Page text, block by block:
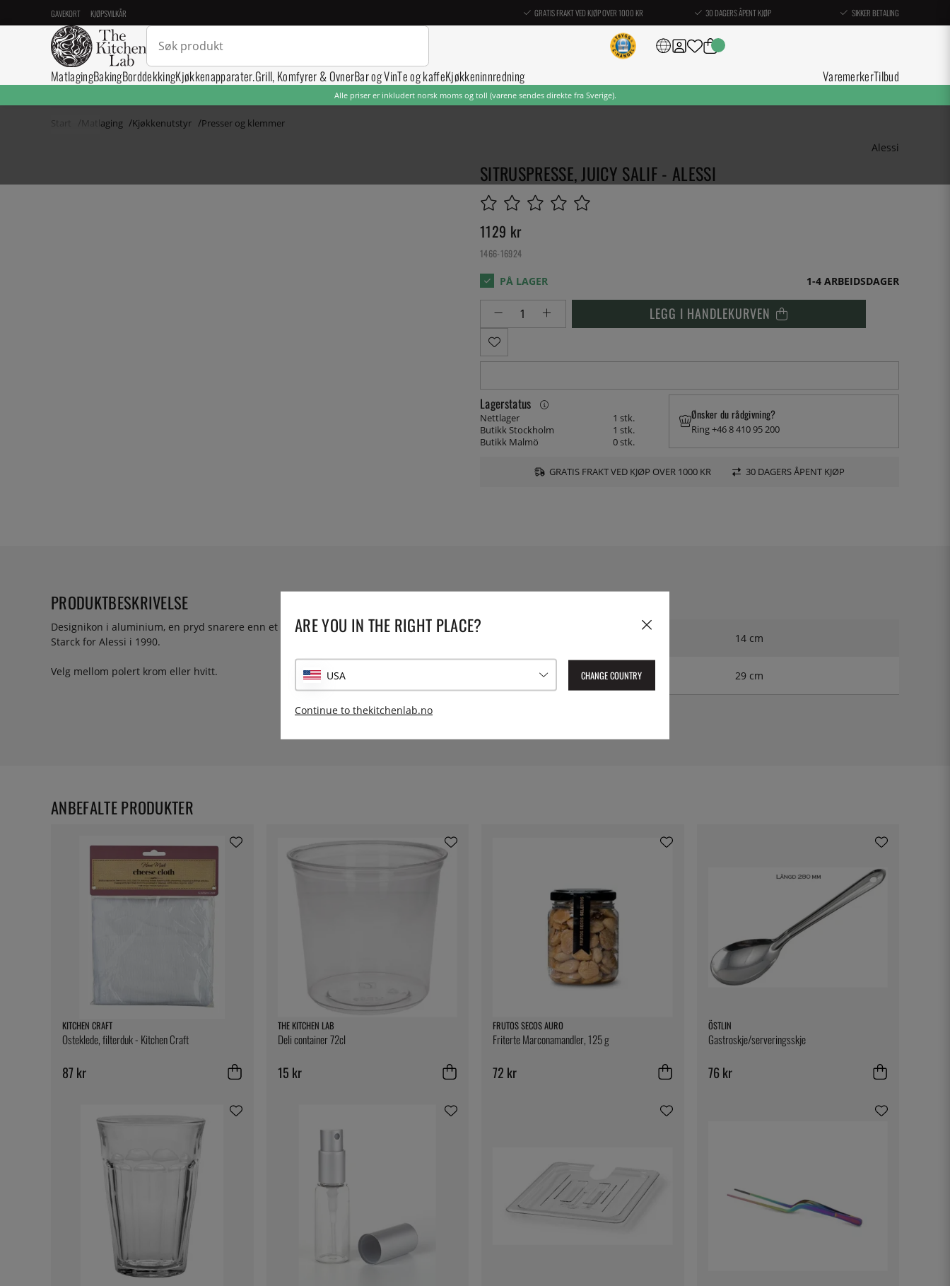
GAVEKORT KJØPSVILKÅR GRATIS FRAKT VED KJØP OVER 1000 KR 30 DAGERS ÅPENT KJØP SIKKER BETALING
MatlagingBakingBorddekkingKjøkkenapparater.Grill, Komfyrer & OvnerBar og VinTe og kaffeKjøkkeninnredning VaremerkerTilbud
Alle priser er inkludert norsk moms og toll (varene sendes direkte fra Sverige).
Start Matlaging Kjøkkenutstyr Presser og klemmer
Alessi
SITRUSPRESSE, JUICY SALIF - ALESSI
1129 kr
1466-16924
1-4 ARBEIDSDAGER
LEGG I HANDLEKURVEN
Lagerstatus
Nettlager
1 stk.
Butikk Stockholm
1 stk.
Butikk Malmö
0 stk.
Ønsker du rådgivning?
Ring +46 8 410 95 200
GRATIS FRAKT VED KJØP OVER 1000 KR 30 DAGERS ÅPENT KJØP
PRODUKTBESKRIVELSE
Designikon i aluminium, en pryd snarere enn et kjøkkenredskap. Designet av Philippe
Starck for Alessi i 1990.
Velg mellom polert krom eller hvitt.
14 cm
29 cm
KITCHEN CRAFT
Osteklede, filterduk - Kitchen Craft
87 kr
THE KITCHEN LAB
Deli container 72cl
15 kr
FRUTOS SECOS AURO
Friterte Marconamandler, 125 g
72 kr
ÖSTLIN
Gastroskje/serveringsskje
76 kr
ANBEFALTE PRODUKTER
ARE YOU IN THE RIGHT PLACE?
USA CHANGE COUNTRY
Continue to thekitchenlab.no